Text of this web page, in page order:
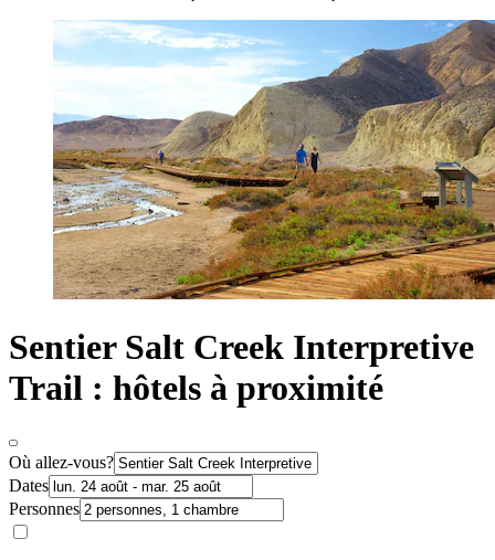
Sentier Salt Creek Interpretive
Trail : hôtels à proximité
Où allez-vous?
Dates
Personnes